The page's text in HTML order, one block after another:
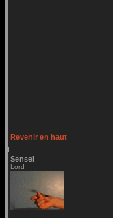
Revenir en haut
Sensei
Lord